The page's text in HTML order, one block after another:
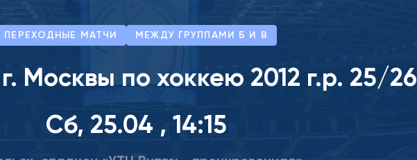
ПЕРЕХОДНЫЕ МАТЧИ МЕЖДУ ГРУППАМИ Б И В
Москвы по хоккею 2012 г.р. 25/26
Сб, 25.04 , 14:15